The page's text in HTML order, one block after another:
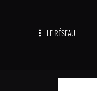
LE RÉSEAU